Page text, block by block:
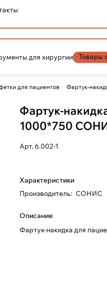
для хирургии Товары
для пациентов Фартук-
Фартук-
1000*750
Арт.6.002-1
Характеристики
Производитель: СОНИС
Описание
Фартук-накидка для